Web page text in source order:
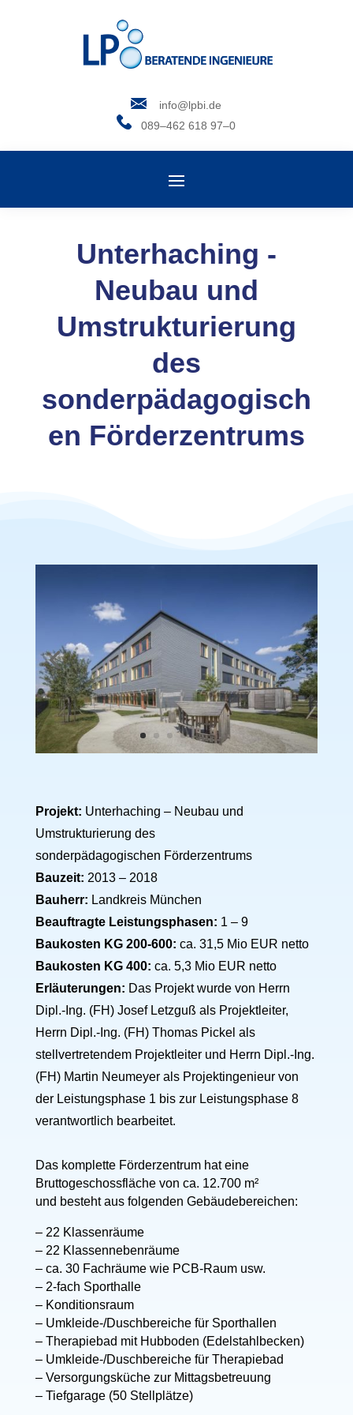
info@lpbi.de
089–462 618 97–0
Unterhaching -
Neubau und
Umstrukturierung
des
sonderpädagogisch
en Förderzentrums
Projekt: Unterhaching – Neubau und
Umstrukturierung des
sonderpädagogischen Förderzentrums
Bauzeit: 2013 – 2018
Bauherr: Landkreis München
Beauftragte Leistungsphasen: 1 – 9
Baukosten KG 200-600: ca. 31,5 Mio EUR netto
Baukosten KG 400: ca. 5,3 Mio EUR netto
Erläuterungen: Das Projekt wurde von Herrn
Dipl.-Ing. (FH) Josef Letzguß als Projektleiter,
Herrn Dipl.-Ing. (FH) Thomas Pickel als
stellvertretendem Projektleiter und Herrn Dipl.-Ing.
(FH) Martin Neumeyer als Projektingenieur von
der Leistungsphase 1 bis zur Leistungsphase 8
verantwortlich bearbeitet.
Das komplette Förderzentrum hat eine
Bruttogeschossfläche von ca. 12.700 m²
und besteht aus folgenden Gebäudebereichen:
– 22 Klassenräume
– 22 Klassennebenräume
– ca. 30 Fachräume wie PCB-Raum usw.
– 2-fach Sporthalle
– Konditionsraum
– Umkleide-/Duschbereiche für Sporthallen
– Therapiebad mit Hubboden (Edelstahlbecken)
– Umkleide-/Duschbereiche für Therapiebad
– Versorgungsküche zur Mittagsbetreuung
– Tiefgarage (50 Stellplätze)